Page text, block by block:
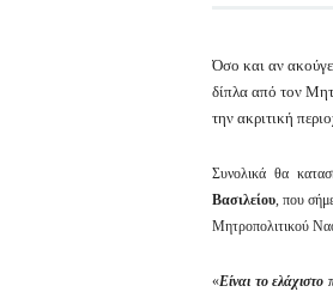
Όσο και αν
δίπλα από τον
την ακριτική
Συνολικά θα
Βασιλείου, που
Μητροπολιτικού
«Είναι το